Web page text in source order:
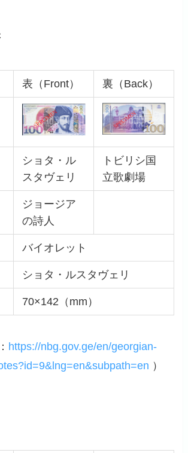
表（Front） 裏（Back）
ショタ・ル
スタヴェリ
トビリシ国
立歌劇場
ジョージア
の詩人
バイオレット
ショタ・ルスタヴェリ
70×142（mm）
https://nbg.gov.ge/en/georgian-
）